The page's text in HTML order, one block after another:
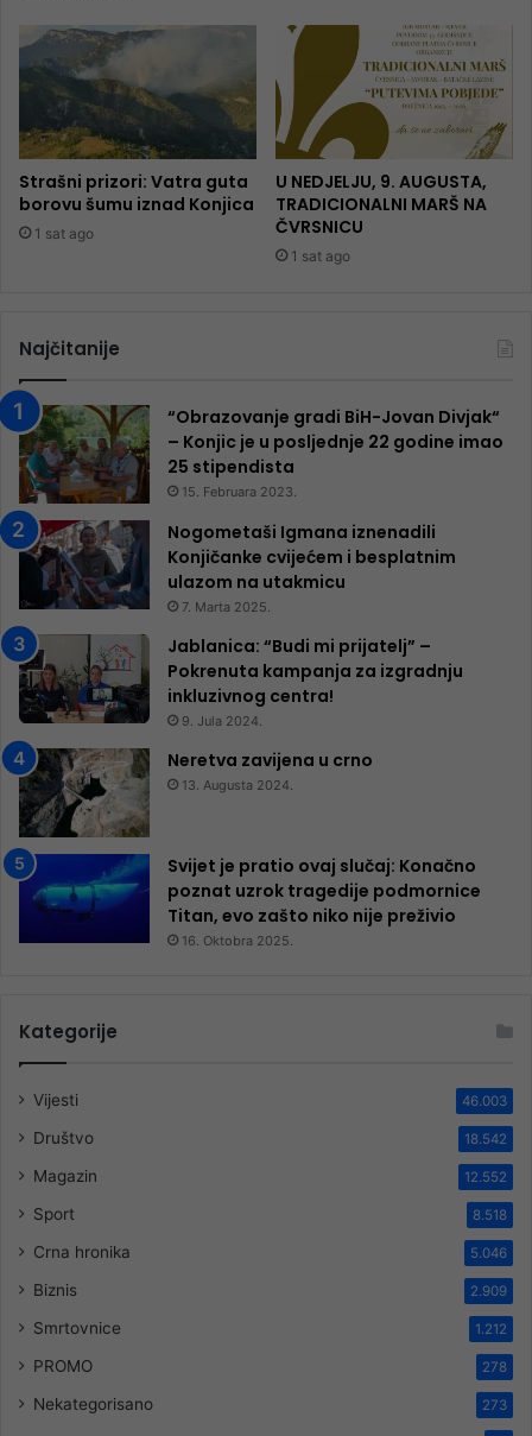
Strašni prizori: Vatra guta
borovu šumu iznad Konjica
1 sat ago
U NEDJELJU, 9. AUGUSTA,
TRADICIONALNI MARŠ NA
ČVRSNICU
1 sat ago
Najčitanije
“Obrazovanje gradi BiH-Jovan Divjak“
– Konjic je u posljednje 22 godine imao
25 ​​stipendista
15. Februara 2023.
Nogometaši Igmana iznenadili
Konjičanke cvijećem i besplatnim
ulazom na utakmicu
7. Marta 2025.
Jablanica: “Budi mi prijatelj” –
Pokrenuta kampanja za izgradnju
inkluzivnog centra!
9. Jula 2024.
Neretva zavijena u crno
13. Augusta 2024.
Svijet je pratio ovaj slučaj: Konačno
poznat uzrok tragedije podmornice
Titan, evo zašto niko nije preživio
16. Oktobra 2025.
Kategorije
Vijesti 46.003
Društvo 18.542
Magazin 12.552
Sport 8.518
Crna hronika 5.046
Biznis 2.909
Smrtovnice 1.212
PROMO 278
Nekategorisano 273